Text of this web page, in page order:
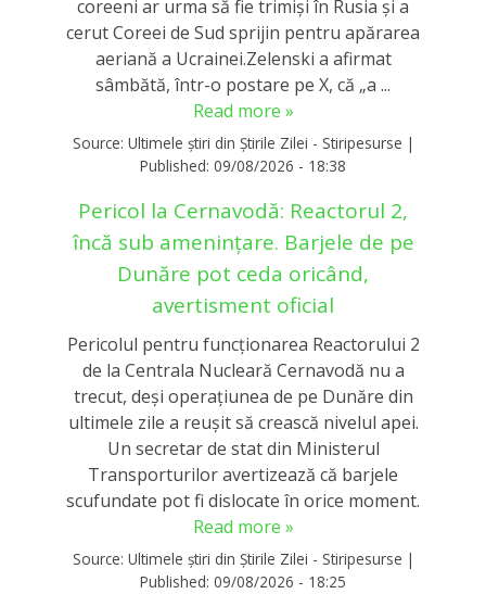
coreeni ar urma să fie trimiși în Rusia și a
cerut Coreei de Sud sprijin pentru apărarea
aeriană a Ucrainei.Zelenski a afirmat
sâmbătă, într-o postare pe X, că „a ...
Read more »
Source: Ultimele știri din Știrile Zilei - Stiripesurse |
Published: 09/08/2026 - 18:38
Pericol la Cernavodă: Reactorul 2,
încă sub amenințare. Barjele de pe
Dunăre pot ceda oricând,
avertisment oficial
Pericolul pentru funcționarea Reactorului 2
de la Centrala Nucleară Cernavodă nu a
trecut, deși operațiunea de pe Dunăre din
ultimele zile a reușit să crească nivelul apei.
Un secretar de stat din Ministerul
Transporturilor avertizează că barjele
scufundate pot fi dislocate în orice moment.
Read more »
Source: Ultimele știri din Știrile Zilei - Stiripesurse |
Published: 09/08/2026 - 18:25